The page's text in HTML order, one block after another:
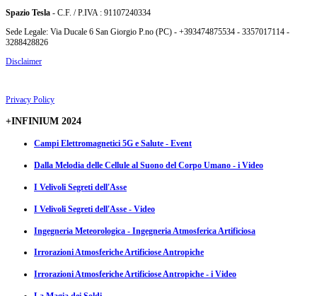
Spazio Tesla - C.F. / P.IVA : 91107240334
Sede Legale: Via Ducale 6 San Giorgio P.no (PC) - +393474875534 - 3357017114 -
3288428826
Disclaimer
Privacy Policy
+INFINIUM 2024
Campi Elettromagnetici 5G e Salute - Event
Dalla Melodia delle Cellule al Suono del Corpo Umano - i Video
I Velivoli Segreti dell'Asse
I Velivoli Segreti dell'Asse - Video
Ingegneria Meteorologica - Ingegneria Atmosferica Artificiosa
Irrorazioni Atmosferiche Artificiose Antropiche
Irrorazioni Atmosferiche Artificiose Antropiche - i Video